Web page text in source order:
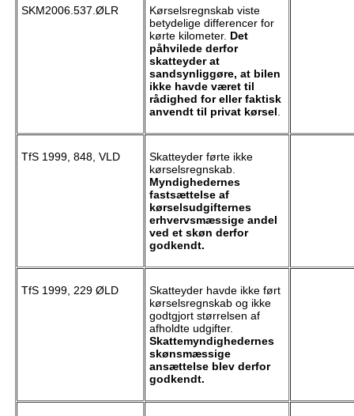
SKM2006.537.ØLR
Kørselsregnskab viste
betydelige differencer for
kørte kilometer. Det
påhvilede derfor
skatteyder at
sandsynliggøre, at bilen
ikke havde været til
rådighed for eller faktisk
anvendt til privat kørsel
TfS 1999, 848, VLD
Skatteyder førte ikke
kørselsregnskab.
Myndighedernes
fastsættelse af
kørselsudgifternes
erhvervsmæssige andel
ved et skøn derfor
godkendt.
TfS 1999, 229 ØLD
Skatteyder havde ikke ført
kørselsregnskab og ikke
godtgjort størrelsen af
afholdte udgifter.
Skattemyndighedernes
skønsmæssige
ansættelse blev derfor
godkendt.